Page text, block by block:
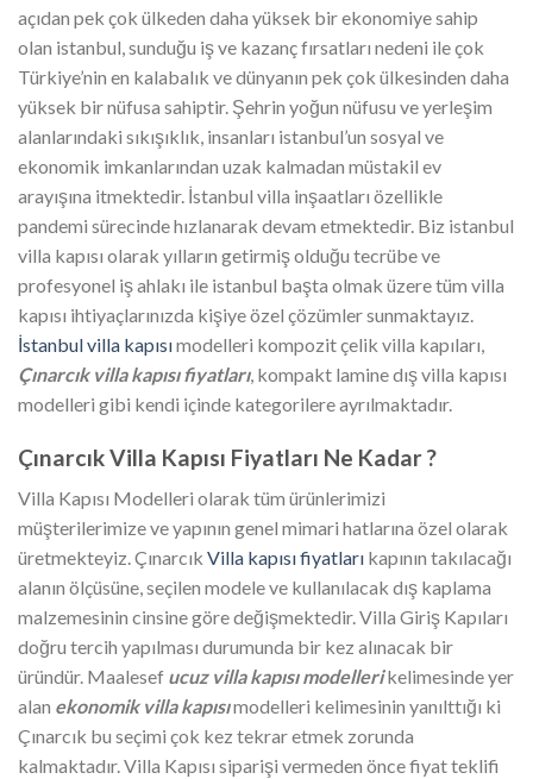
açıdan pek çok ülkeden daha yüksek bir ekonomiye sahip
olan istanbul, sunduğu iş ve kazanç fırsatları nedeni ile çok
Türkiye’nin en kalabalık ve dünyanın pek çok ülkesinden daha
yüksek bir nüfusa sahiptir. Şehrin yoğun nüfusu ve yerleşim
alanlarındaki sıkışıklık, insanları istanbul’un sosyal ve
ekonomik imkanlarından uzak kalmadan müstakil ev
arayışına itmektedir. İstanbul villa inşaatları özellikle
pandemi sürecinde hızlanarak devam etmektedir. Biz istanbul
villa kapısı olarak yılların getirmiş olduğu tecrübe ve
profesyonel iş ahlakı ile istanbul başta olmak üzere tüm villa
kapısı ihtiyaçlarınızda kişiye özel çözümler sunmaktayız.
İstanbul villa kapısımodelleri kompozit çelik villa kapıları,
Çınarcık villa kapısı fiyatları, kompakt lamine dış villa kapısı
modelleri gibi kendi içinde kategorilere ayrılmaktadır.
ÇınarcıkVilla Kapısı Fiyatları Ne Kadar ?
Villa Kapısı Modelleri olarak tüm ürünlerimizi
müşterilerimize ve yapının genel mimari hatlarına özel olarak
üretmekteyiz. Çınarcık Villa kapısı fiyatları kapının takılacağı
alanın ölçüsüne, seçilen modele ve kullanılacak dış kaplama
malzemesinin cinsine göre değişmektedir. Villa Giriş Kapıları
doğru tercih yapılması durumunda bir kez alınacak bir
üründür. Maalesef ucuz villa kapısı modellerikelimesinde yer
alan ekonomik villa kapısımodelleri kelimesinin yanılttığı ki
Çınarcık bu seçimi çok kez tekrar etmek zorunda
kalmaktadır. Villa Kapısı siparişi vermeden önce fiyat teklifi